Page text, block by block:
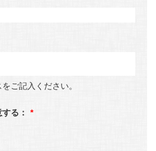
ご記入ください。
る： *